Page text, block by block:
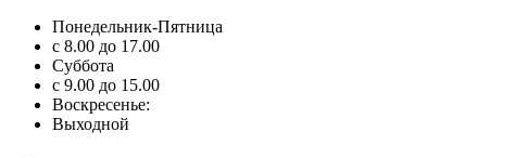
Понедельник-Пятница
с 8.00 до 17.00
Суббота
с 9.00 до 15.00
Воскресенье:
Выходной